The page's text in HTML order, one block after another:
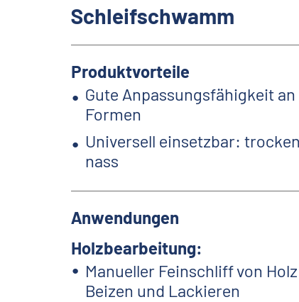
Schleifschwamm
Produktvorteile
Gute Anpassungsfähigkeit
Formen
Universell einsetzbar:
nass
Anwendungen
Holzbearbeitung:
Manueller Feinschliff von
Beizen und Lackieren